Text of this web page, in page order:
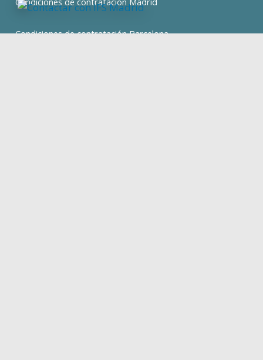
Condiciones de contratación Barcelona